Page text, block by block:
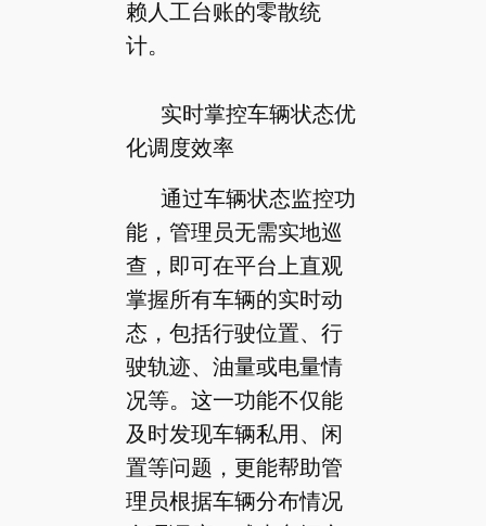
赖人工台账的零散统
计。
实时掌控车辆状态优
化调度效率
通过车辆状态监控功
能，管理员无需实地巡
查，即可在平台上直观
掌握所有车辆的实时动
态，包括行驶位置、行
驶轨迹、油量或电量情
况等。这一功能不仅能
及时发现车辆私用、闲
置等问题，更能帮助管
理员根据车辆分布情况